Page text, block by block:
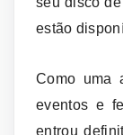
estão
Como uma
eventos e
entrou